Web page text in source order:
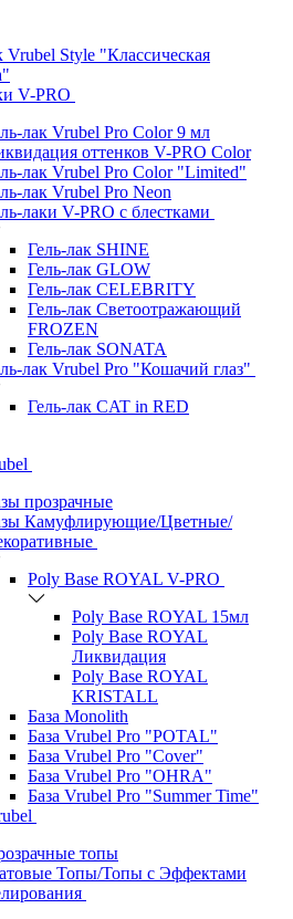
Vrubel Style "Классическая
V-PRO
лак Vrubel Pro Color 9 мл
оттенков V-PRO Color
лак Vrubel Pro Color "Limited"
лак Vrubel Pro Neon
лаки V-PRO c блестками
Гель-лак SHINE
Гель-лак GLOW
Гель-лак CELEBRITY
Гель-лак Светоотражающий
FROZEN
Гель-лак SONATA
лак Vrubel Pro "Кошачий глаз"
Гель-лак CAT in RED
прозрачные
Камуфлирующие/Цветные/
Poly Base ROYAL V-PRO
Poly Base ROYAL 15мл
Poly Base ROYAL
Ликвидация
Poly Base ROYAL
KRISTALL
База Monolith
База Vrubel Pro "POTAL"
База Vrubel Pro "Сover"
База Vrubel Pro "OHRA"
База Vrubel Pro "Summer Time"
топы
Топы/Топы с Эффектами